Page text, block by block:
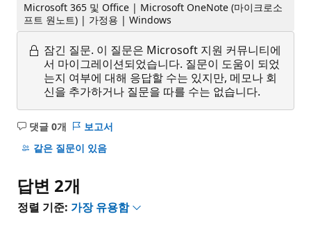
Microsoft 365 및 Office | Microsoft OneNote (마이크로소
프트 원노트) | 가정용 | Windows
잠긴 질문. 이 질문은 Microsoft 지원 커뮤니티에
서 마이그레이션되었습니다. 질문이 도움이 되었
는지 여부에 대해 응답할 수는 있지만, 메모나 회
신을 추가하거나 질문을 따를 수는 없습니다.
댓글 0개
설
명
음
보고서
같은 질문이 있음
답변 2개
정렬 기준: 가장 유용함